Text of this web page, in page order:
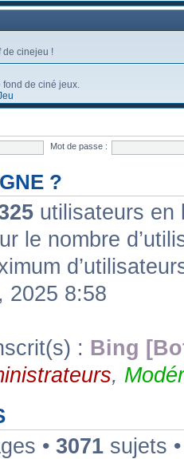
de cinejeu !
de ciné jeux.
Mot de passe :
?
utilisateurs en
le nombre
2025 8:58
: Bing
,
• 3071 sujets